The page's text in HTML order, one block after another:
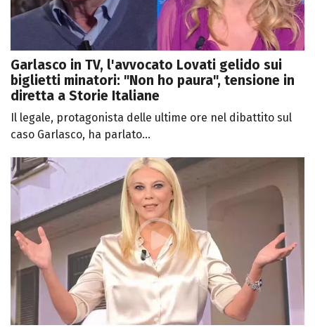
Garlasco in TV, l'avvocato Lovati gelido sui
biglietti minatori: "Non ho paura", tensione in
diretta a Storie Italiane
Il legale, protagonista delle ultime ore nel dibattito sul
caso Garlasco, ha parlato...